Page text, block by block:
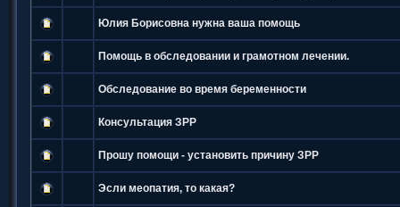
Юлия Борисовна нужна ваша помощь
Помощь в обследовании и грамотном лечении.
Обследование во время беременности
Консультация ЗРР
Прошу помощи - установить причину ЗРР
Эсли меопатия, то какая?